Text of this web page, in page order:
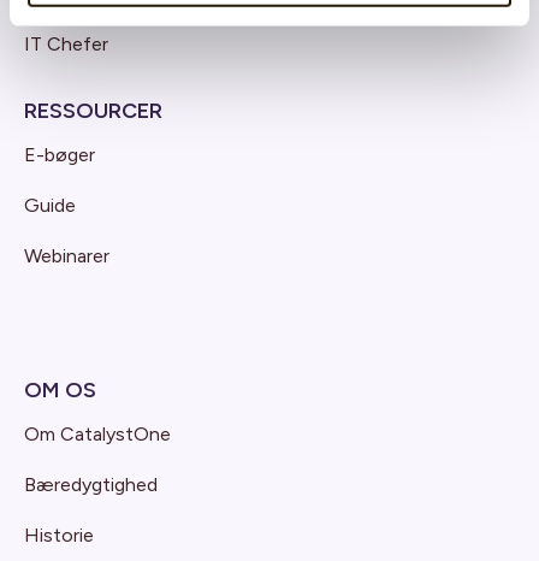
IT Chefer
RESSOURCER
E-bøger
Guide
Webinarer
OM OS
Om CatalystOne
Bæredygtighed
Historie